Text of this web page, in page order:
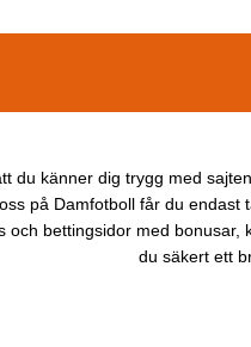
du känner dig trygg med
på Damfotboll får du
och bettingsidor med
du säkert ett